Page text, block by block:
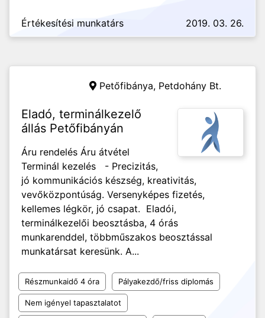
Értékesítési munkatárs 2019. 03. 26.
Petőfibánya, Petdohány Bt.
Eladó, terminálkezelő
állás Petőfibányán
Áru rendelés Áru átvétel
Terminál kezelés - Precizitás,
jó kommunikációs készség, kreativitás,
vevőközpontúság. Versenyképes fizetés,
kellemes légkör, jó csapat. Eladói,
terminálkezelői beosztásba, 4 órás
munkarenddel, többműszakos beosztással
munkatársat keresünk. A...
Részmunkaidő 4 óra Pályakezdő/friss diplomás
Nem igényel tapasztalatot